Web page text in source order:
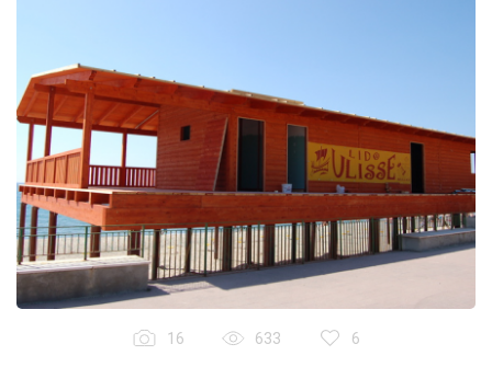
16 633 6